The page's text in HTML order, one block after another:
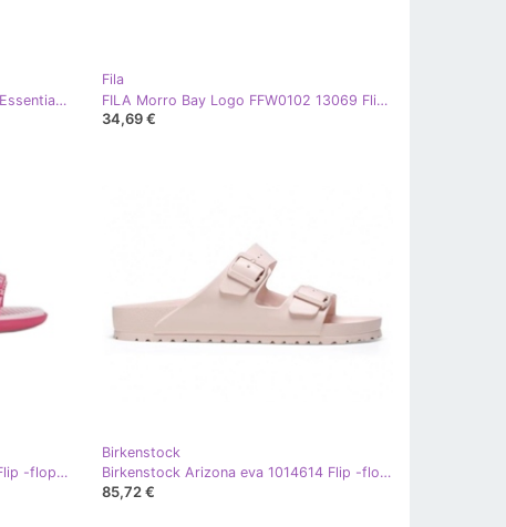
Ženske sportske papuče Martes Essentials Lady Mia 92800598326 bež
Fila
FILA Morro Bay Logo FFW0102 13069 Flip -flops bijela
34,69 €
Rider Jahač bazen 83636AZ167 Flip -flops ružičasta
Birkenstock
Birkenstock Arizona eva 1014614 Flip -flops ružičasta
85,72 €